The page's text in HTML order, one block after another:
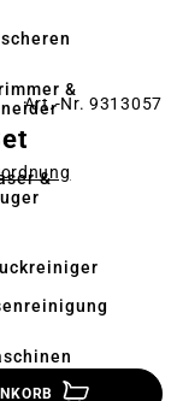
&
&
Art.-Nr. 9313057